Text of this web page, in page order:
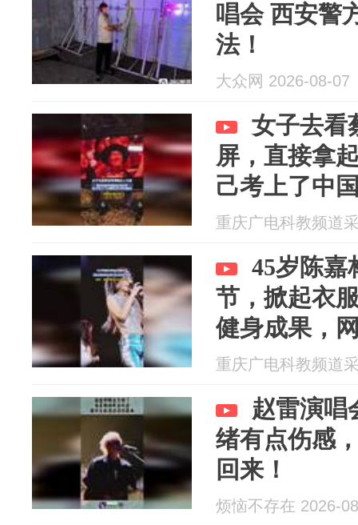
唱会 西安警
法！
大众网 2026-08-07
女子去看
屏，直接拿
己考上了中
引得全场尖
重庆广电科教频道
45岁陈嘉
节，掀起衣
健身成果，
岁的状态
重庆广电科教频道
赵雷演唱
绪有点伤感
回来！
烦恼不存在 2026-